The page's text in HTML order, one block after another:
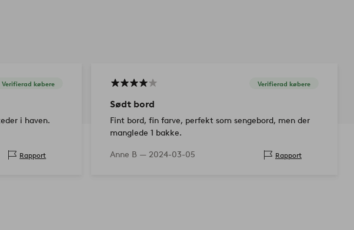
Verifierad købere
i haven.
Rapport
Verifierad købere
Sødt bord
Fint bord, fin farve, perfekt som sengebord, men der
manglede 1 bakke.
Anne B — 2024-03-05 Rapport